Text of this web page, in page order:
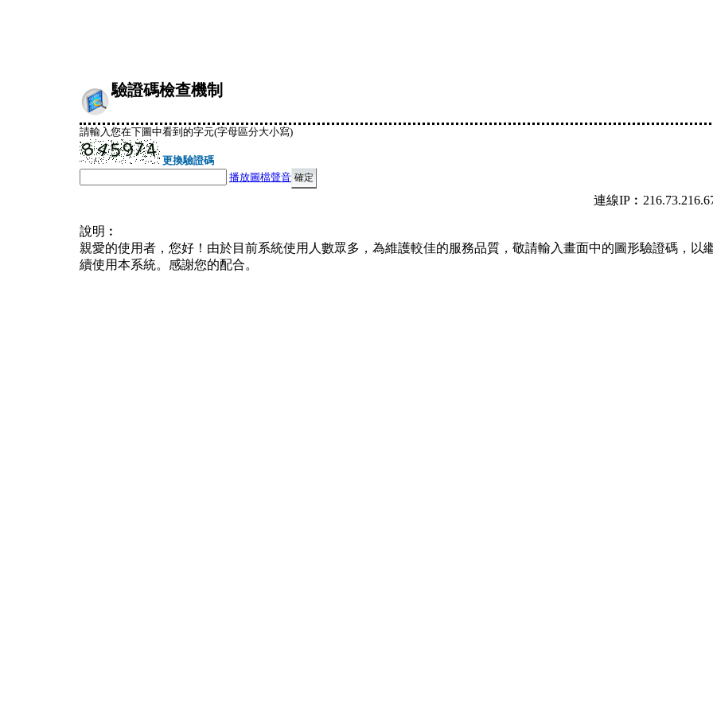
驗證碼檢查機制
請輸入您在下圖中看到的字元(字母區分大小寫)
更換驗證碼
播放圖檔聲音
連線
說明︰
親愛的使用者，您好！由於目前系統使用人數眾多，為維護較佳的服務品質，敬請輸入畫面中的圖形驗證碼，以
續使用本系統。感謝您的配合。